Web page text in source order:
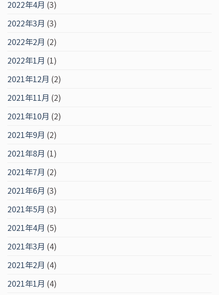
2022年4月 (3)
2022年3月 (3)
2022年2月 (2)
2022年1月 (1)
2021年12月 (2)
2021年11月 (2)
2021年10月 (2)
2021年9月 (2)
2021年8月 (1)
2021年7月 (2)
2021年6月 (3)
2021年5月 (3)
2021年4月 (5)
2021年3月 (4)
2021年2月 (4)
2021年1月 (4)